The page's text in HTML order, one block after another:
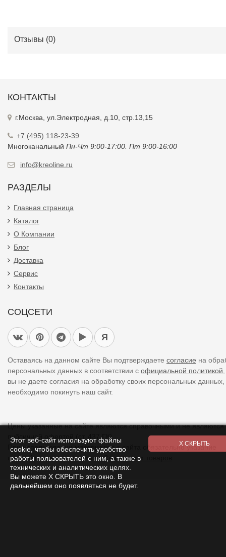
Отзывы (0)
КОНТАКТЫ
г.Москва, ул.Электродная, д.10, стр.13,15
+7 (495) 118-23-39
Многоканальный Пн-Чт 9:00-17:00. Пт 9:00-16:00
info@kreoline.ru
РАЗДЕЛЫ
Главная страница
Каталог
О Компании
Блог
Доставка
Сервис
Контакты
СОЦСЕТИ
Я
Оставаясь на данном сайте Вы подтверждаете согласие на
персональных данных в соответствии с официальной политикой.
вы не даете согласия на обработку своих персональных
необходимо покинуть наш сайт.
Цены указанные на сайте являются справочными и не являются
публичной офертой (ст. 437 ГК).
При использованииматериаловс сайта обязательно указание
прямой ссылки на источник.Список всех товаров
Этот веб-сайт используют файлы
cookie, чтобы обеспечить удобство
работы пользователей с ним, а также в
технических и аналитических целях.
Вы можете Х СКРЫТЬ это окно. В
дальнейшем оно появляться не будет.